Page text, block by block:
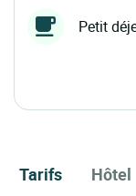
Petit
Tarifs Hôtel